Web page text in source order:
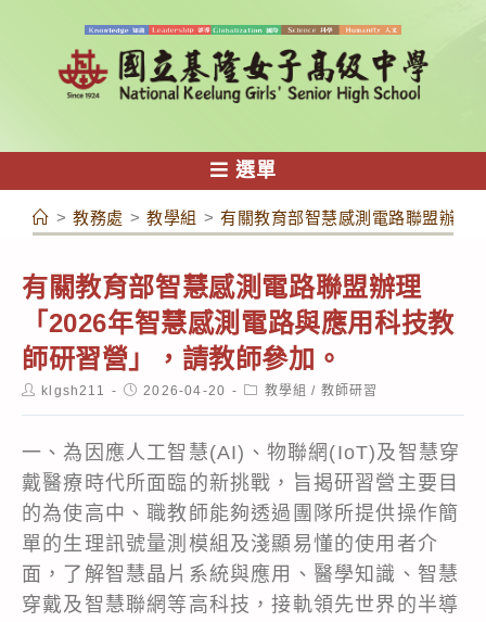
容
選單
> 教務處 > 教學組 > 有關教育部智慧感測電路聯盟辦理
有關教育部智慧感測電路聯盟辦理
「2026年智慧感測電路與應用科技教
師研習營」，請教師參加。
Postklgsh211
Post2026-04-20
Post教學組 / 教師研習
一、為因應人工智慧(AI)、物聯網(IoT)及智慧穿
戴醫療時代所面臨的新挑戰，旨揭研習營主要目
的為使高中、職教師能夠透過團隊所提供操作簡
單的生理訊號量測模組及淺顯易懂的使用者介
面，了解智慧晶片系統與應用、醫學知識、智慧
穿戴及智慧聯網等高科技，接軌領先世界的半導